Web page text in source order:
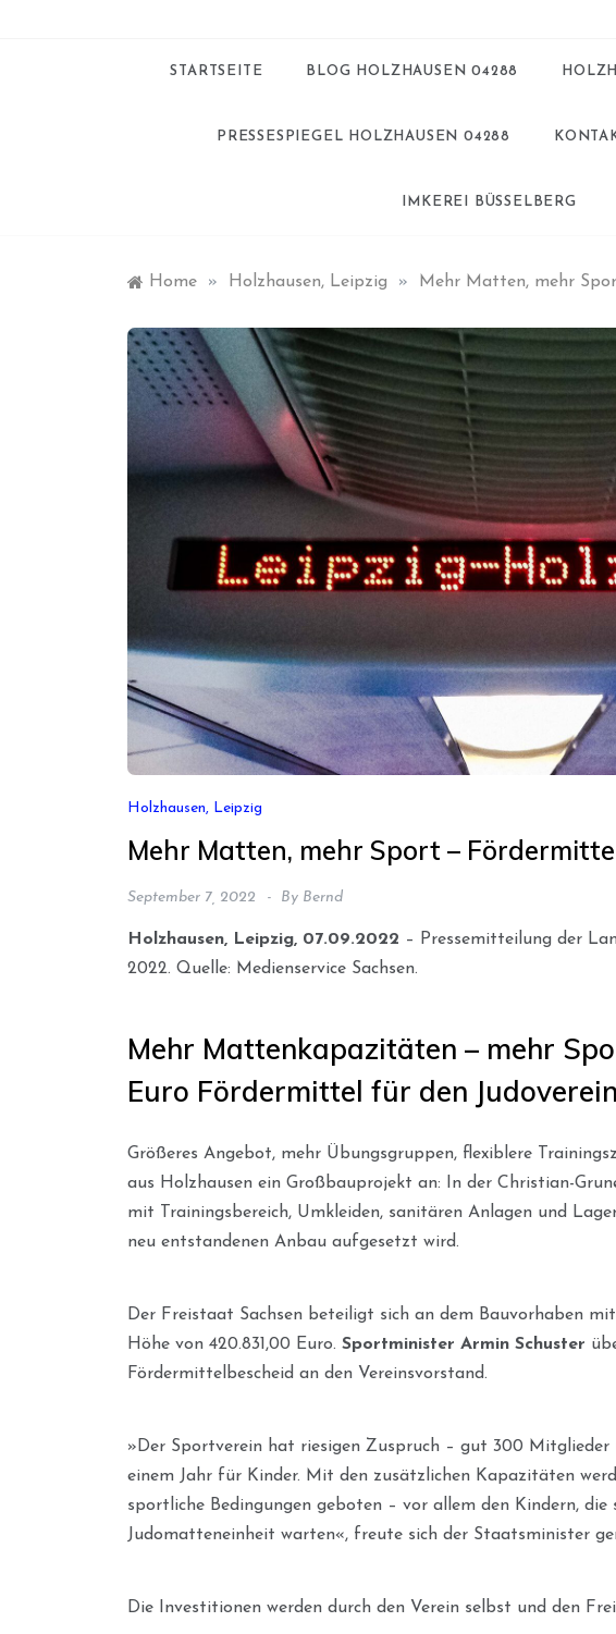
STARTSEITE BLOG HOLZHAUSEN 04288
PRESSESPIEGEL HOLZHAUSEN 04288
IMKEREI BÜSSELBERG
Home » Holzhausen, Leipzig » Mehr Matten, mehr
Holzhausen, Leipzig
Mehr Matten, mehr Sport –
September 7, 2022 By Bernd
Holzhausen, Leipzig, 07.09.2022 – Pressemitteilung der
2022. Quelle: Medienservice Sachsen.
Mehr Mattenkapazitäten – mehr
Euro Fördermittel für den
Größeres Angebot, mehr Übungsgruppen, flexiblere
aus Holzhausen ein Großbauprojekt an: In der Christian-
mit Trainingsbereich, Umkleiden, sanitären Anlagen und
neu entstandenen Anbau aufgesetzt wird.
Der Freistaat Sachsen beteiligt sich an dem Bauvorhaben
Höhe von 420.831,00 Euro. Sportminister Armin Schuster
Fördermittelbescheid an den Vereinsvorstand.
»Der Sportverein hat riesigen Zuspruch – gut 300
einem Jahr für Kinder. Mit den zusätzlichen Kapazitäten
sportliche Bedingungen geboten – vor allem den Kindern,
Judomatteneinheit warten«, freute sich der Staatsminister
Die Investitionen werden durch den Verein selbst und den